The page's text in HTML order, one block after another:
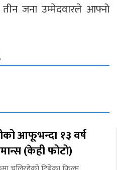
जना उम्मेदवारले आफ्नो
आफूभन्दा १३ वर्ष
(केही फोटो)